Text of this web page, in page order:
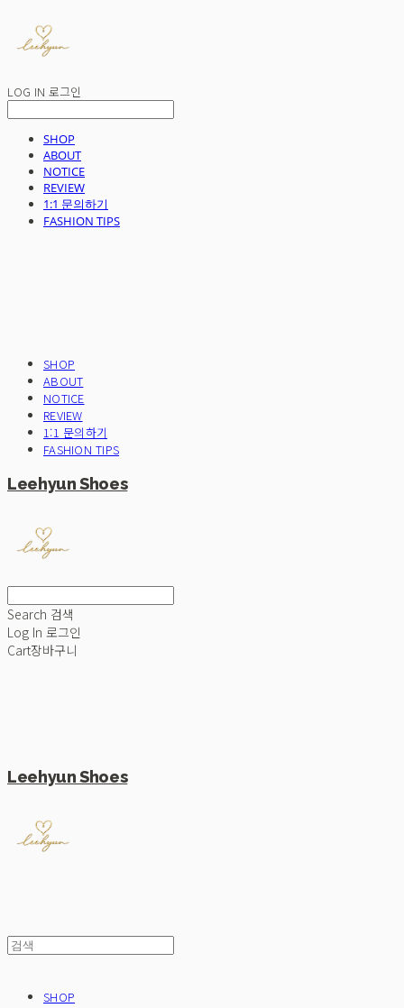
LOG IN 로그인
SHOP
ABOUT
NOTICE
REVIEW
1:1 문의하기
FASHION TIPS
SHOP
ABOUT
NOTICE
REVIEW
1:1 문의하기
FASHION TIPS
Leehyun Shoes
Search 검색
Log In 로그인
Cart장바구니
Leehyun Shoes
SHOP